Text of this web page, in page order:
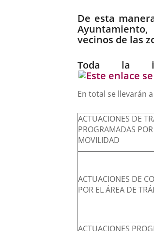
De esta
vecinos de las
Toda la
En total se llevarán
ACTUACIONES DE
PROGRAMADAS
MOVILIDAD
ACTUACIONES DE
POR EL ÁREA DE
ACTUACIONES